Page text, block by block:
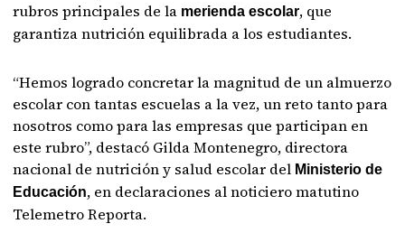
rubros principales de la merienda escolar, que
garantiza nutrición equilibrada a los estudiantes.
“Hemos logrado concretar la magnitud de un almuerzo
escolar con tantas escuelas a la vez, un reto tanto para
nosotros como para las empresas que participan en
este rubro”, destacó Gilda Montenegro, directora
nacional de nutrición y salud escolar del Ministerio de
Educación, en declaraciones al noticiero matutino
Telemetro Reporta.